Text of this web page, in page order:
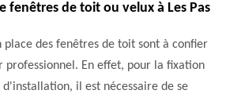
fenêtres de toit ou velux à Les Pas
place des fenêtres de toit sont à confier
professionnel. En effet, pour la fixation
il est nécessaire de se